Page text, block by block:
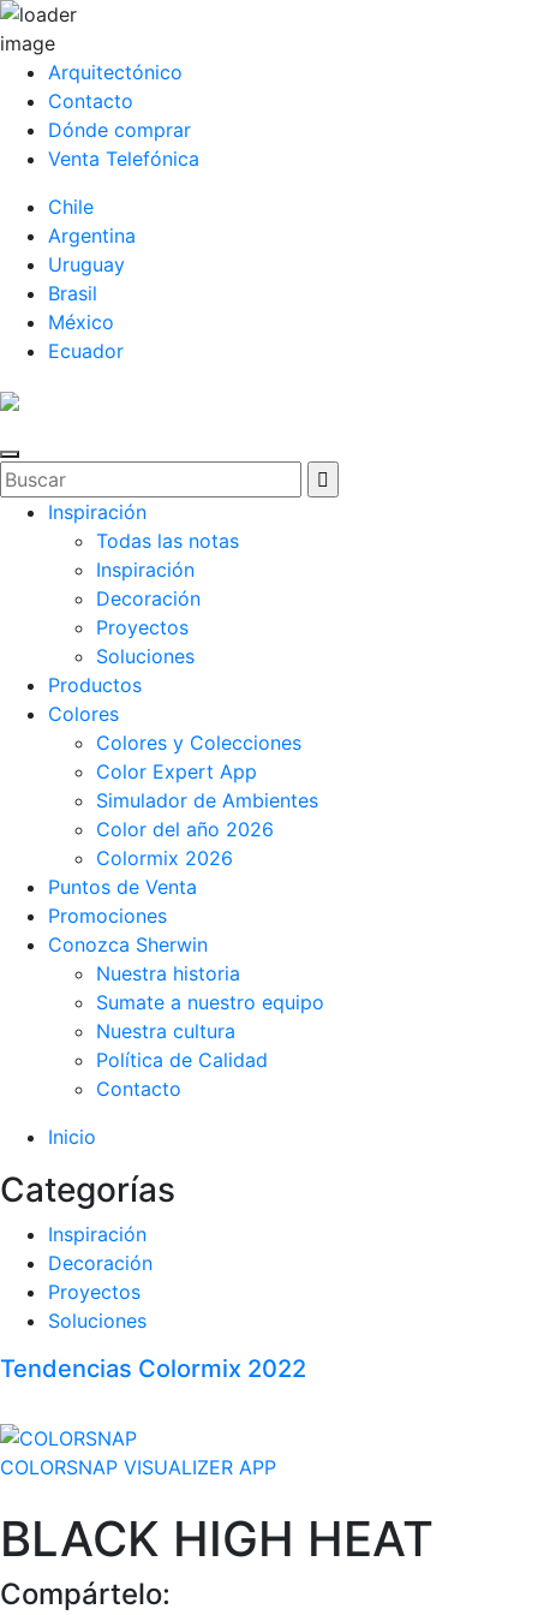
Arquitectónico
Contacto
Dónde comprar
Venta Telefónica
Chile
Argentina
Uruguay
Brasil
México
Ecuador
Inspiración
Todas las notas
Inspiración
Decoración
Proyectos
Soluciones
Productos
Colores
Colores y Colecciones
Color Expert App
Simulador de Ambientes
Color del año 2026
Colormix 2026
Puntos de Venta
Promociones
Conozca Sherwin
Nuestra historia
Sumate a nuestro equipo
Nuestra cultura
Política de Calidad
Contacto
Inicio
Categorías
Inspiración
Decoración
Proyectos
Soluciones
Tendencias Colormix 2022
COLORSNAP VISUALIZER APP
BLACK HIGH HEAT
Compártelo: